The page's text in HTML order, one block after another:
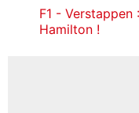
F1 -
Hamilton !